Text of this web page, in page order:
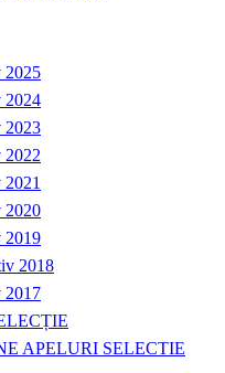
2025
2024
2023
2022
2020
2019
2018
2017
APELURI SELECTIE